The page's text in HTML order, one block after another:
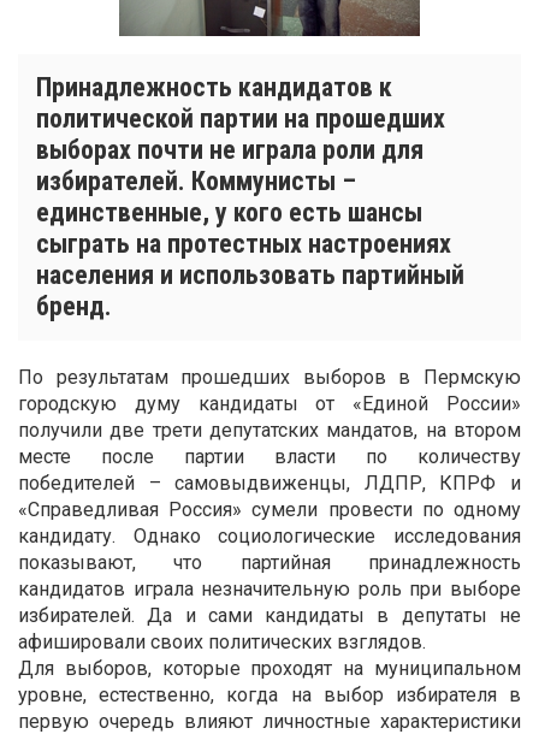
Принадлежность кандидатов к
политической партии на прошедших
выборах почти не играла роли для
избирателей. Коммунисты –
единственные, у кого есть шансы
сыграть на протестных настроениях
населения и использовать партийный
бренд.
По результатам прошедших выборов в Пермскую
городскую думу кандидаты от «Единой России»
получили две трети депутатских мандатов, на втором
месте после партии власти по количеству
победителей – самовыдвиженцы, ЛДПР, КПРФ и
«Справедливая Россия» сумели провести по одному
кандидату. Однако социологические исследования
показывают, что партийная принадлежность
кандидатов играла незначительную роль при выборе
избирателей. Да и сами кандидаты в депутаты не
афишировали своих политических взглядов.
Для выборов, которые проходят на муниципальном
уровне, естественно, когда на выбор избирателя в
первую очередь влияют личностные характеристики